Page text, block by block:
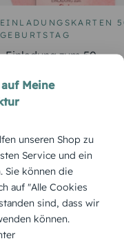
EINLADUNGSKARTEN
GEBURTSTAG
Einladung zum 50.
höher schlagen –
voller
Meine
unseren Shop zu
Service und ein
Sie können die
auf "Alle Cookies
sind, dass wir
können.